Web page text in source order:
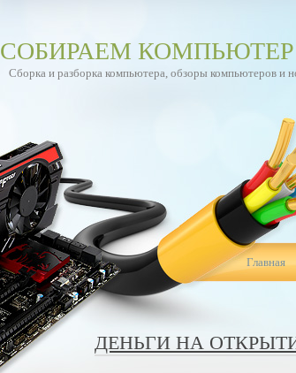
СОБИРАЕМ КОМПЬЮТЕР
Сборка и разборка компьютера, обзоры компьютеров и
Главная
ДЕНЬГИ НА